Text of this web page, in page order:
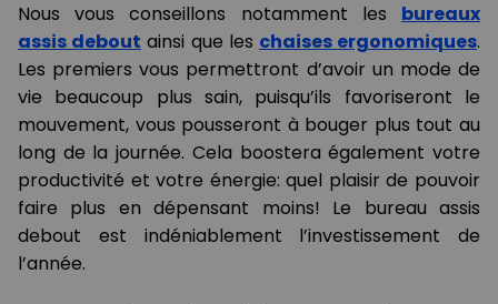
Nous vous conseillons notamment les bureaux
assis debout ainsi que les chaises ergonomiques.
Les premiers vous permettront d’avoir un mode de
vie beaucoup plus sain, puisqu’ils favoriseront le
mouvement, vous pousseront à bouger plus tout au
long de la journée. Cela boostera également votre
productivité et votre énergie: quel plaisir de pouvoir
faire plus en dépensant moins! Le bureau assis
debout est indéniablement l’investissement de
l’année.